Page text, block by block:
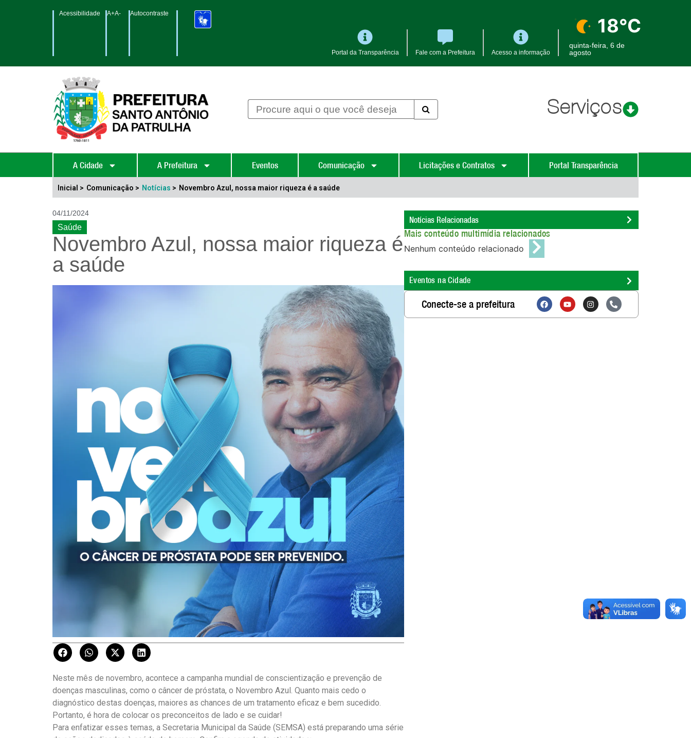
Acessibilidade A+A- Autocontraste
Portal da Transparência Fale com a Prefeitura Acesso a informação
18°C
quinta-feira, 6 de
agosto
Serviços
A Cidade A Prefeitura Eventos Comunicação Licitações e Contratos Portal Transparência
Inicial > Comunicação > Notícias > Novembro Azul, nossa maior riqueza é a saúde
04/11/2024
Saúde
Novembro Azul, nossa maior riqueza é
a saúde
Neste mês de novembro, acontece a campanha mundial de conscientização e prevenção de
doenças masculinas, como o câncer de próstata, o Novembro Azul. Quanto mais cedo o
diagnóstico destas doenças, maiores as chances de um tratamento eficaz e bem sucedido.
Portanto, é hora de colocar os preconceitos de lado e se cuidar!
Para enfatizar esses temas, a Secretaria Municipal da Saúde (SEMSA) está preparando uma série
Notícias Relacionadas
Mais conteúdo multimídia relacionados
Nenhum conteúdo relacionado
Eventos na Cidade
Conecte-se a prefeitura